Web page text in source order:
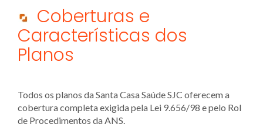
Coberturas e
Características dos
Planos
Todos os planos da Santa Casa Saúde SJC oferecem a
cobertura completa exigida pela Lei 9.656/98 e pelo Rol
de Procedimentos da ANS.